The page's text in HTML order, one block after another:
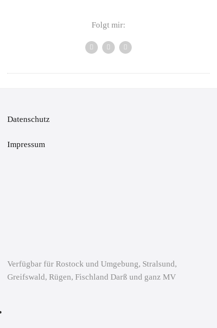
Folgt mir:
Datenschutz
Impressum
Verfügbar für Rostock und Umgebung, Stralsund,
Greifswald, Rügen, Fischland Darß und ganz MV